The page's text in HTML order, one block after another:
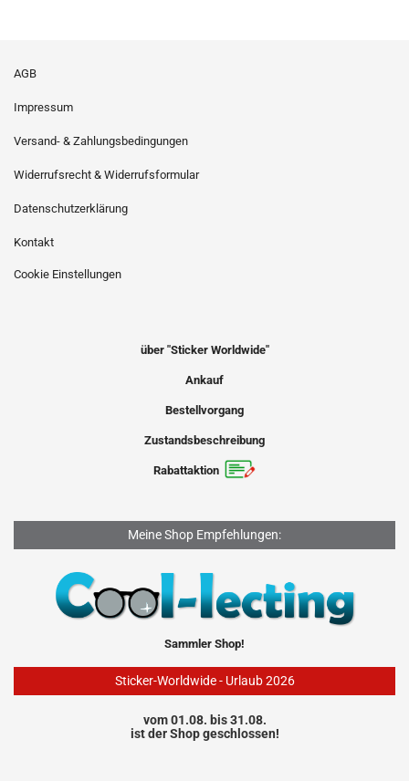
AGB
Impressum
Versand- & Zahlungsbedingungen
Widerrufsrecht & Widerrufsformular
Datenschutzerklärung
Kontakt
Cookie Einstellungen
über "Sticker Worldwide"
Ankauf
Bestellvorgang
Zustandsbeschreibung
Rabattaktion
Meine Shop Empfehlungen:
Sammler Shop!
Sticker-Worldwide - Urlaub 2026
vom 01.08. bis 31.08.
ist der Shop geschlossen!